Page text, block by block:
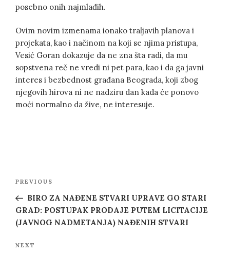
posebno onih najmlađih.
Ovim novim izmenama ionako traljavih planova i
projekata, kao i načinom na koji se njima pristupa,
Vesić Goran dokazuje da ne zna šta radi, da mu
sopstvena reč ne vredi ni pet para, kao i da ga javni
interes i bezbednost građana Beograda, koji zbog
njegovih hirova ni ne nadziru dan kada će ponovo
moći normalno da žive, ne interesuje.
Post
Previous
Post
PREVIOUS
BIRO ZA NAĐENE STVARI UPRAVE GO STARI
GRAD: POSTUPAK PRODAJE PUTEM LICITACIJE
(JAVNOG NADMETANJA) NAĐENIH STVARI
Next
NEXT